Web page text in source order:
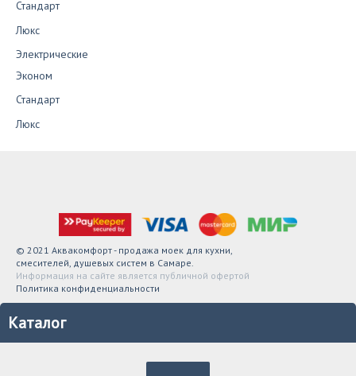
Стандарт
Люкс
Электрические
Эконом
Стандарт
Люкс
© 2021 Аквакомфорт - продажа моек для кухни,
смесителей, душевых систем в Самаре.
Информация на сайте является публичной офертой
Политика конфиденциальности
Каталог